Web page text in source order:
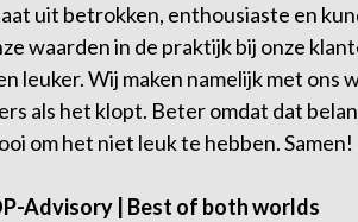
uit betrokken, enthousiaste en
waarden in de praktijk bij onze
leuker. Wij maken namelijk met
als het klopt. Beter omdat dat
om het niet leuk te hebben. Samen!
Advisory | Best of both worlds